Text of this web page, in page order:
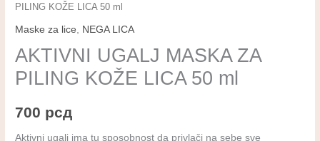
PILING KOŽE LICA 50 ml
Maske za lice NEGA LICA
AKTIVNI UGALJ MASKA ZA
PILING KOŽE LICA 50 ml
700 рсд
Aktivni ugalj ima tu sposobnost da privlači na sebe sve
UGALJ
MASKA
PILING
KOŽE
50
ml